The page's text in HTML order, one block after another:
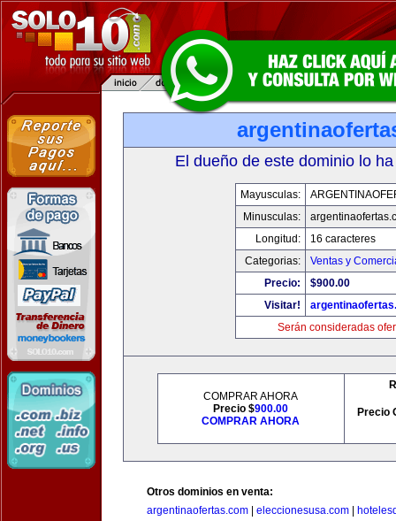
El dueño de este dominio lo
Mayusculas:
Minusculas:
Longitud:
16 caracteres
Categorias:
Ventas y
Precio:
$900.00
Visitar!
Serán consideradas
COMPRAR AHORA
Precio $900.00
COMPRAR AHORA
Precio
Otros dominios en venta:
argentinaofertas.com
eleccionesusa.com